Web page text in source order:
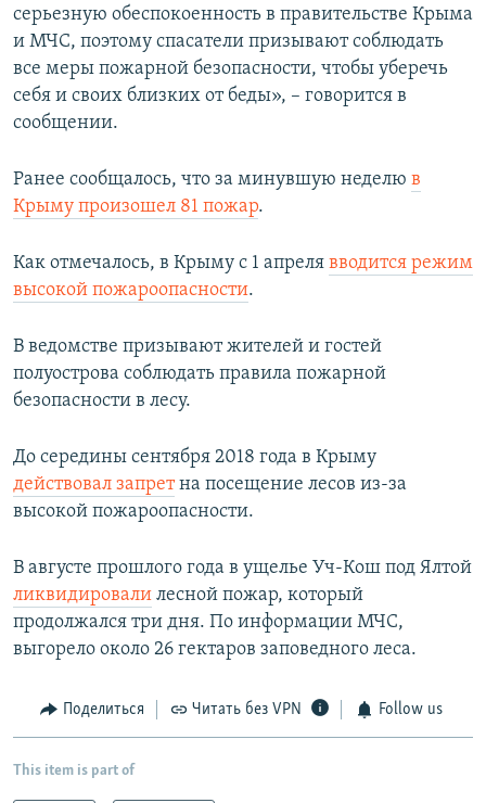
серьезную обеспокоенность в правительстве Крыма
и МЧС, поэтому спасатели призывают соблюдать
все меры пожарной безопасности, чтобы уберечь
себя и своих близких от беды», – говорится в
сообщении.
Ранее сообщалось, что за минувшую неделю в
Крыму произошел 81 пожар.
Как отмечалось, в Крыму с 1 апреля вводится режим
высокой пожароопасности.
В ведомстве призывают жителей и гостей
полуострова соблюдать правила пожарной
безопасности в лесу.
До середины сентября 2018 года в Крыму
действовал запретна посещение лесов из-за
высокой пожароопасности.
В августе прошлого года в ущелье Уч-Кош под Ялтой
ликвидировали лесной пожар, который
продолжался три дня. По информации МЧС,
выгорело около 26 гектаров заповедного леса.
Поделиться Читать без VPN Follow us
This item is part of